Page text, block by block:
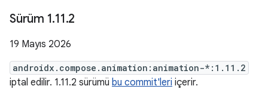
Sürüm 1.11.2
19 Mayıs 2026
androidx.compose.animation:animation-*:1.11.2
iptal edilir. 1.11.2 sürümü bu commit'leri içerir.